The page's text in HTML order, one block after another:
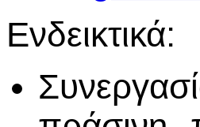
Ενδεικτικά: